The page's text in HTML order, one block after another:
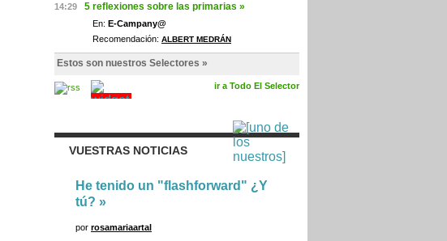
14:29 5 reflexiones sobre las primarias »
En: E-Campany@
Recomendación: ALBERT MEDRÁN
Estos son nuestros Selectores »
ir a Todo El Selector
VUESTRAS NOTICIAS
He tenido un "flashforward" ¿Y
tú? »
por rosamariaartal